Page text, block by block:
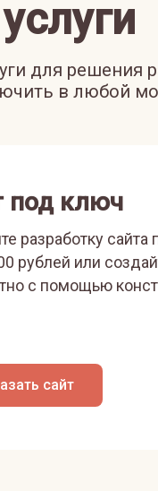
для решения
в любой
под ключ
разработку сайта
рублей или
с помощью
сайт